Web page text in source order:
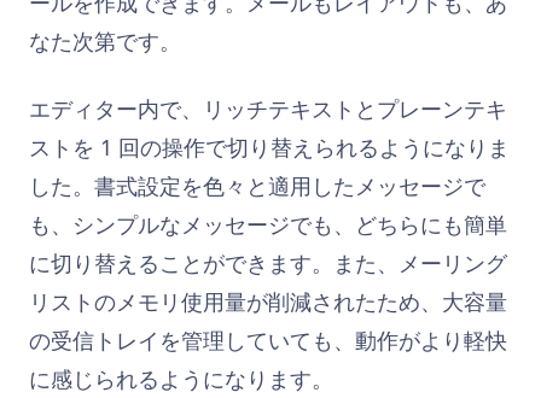
なた次第です。
エディター内で、リッチテキストとプレーンテキ
ストを 1 回の操作で切り替えられるようになりま
した。書式設定を色々と適用したメッセージで
も、シンプルなメッセージでも、どちらにも簡単
に切り替えることができます。また、メーリング
リストのメモリ使用量が削減されたため、大容量
の受信トレイを管理していても、動作がより軽快
に感じられるようになります。